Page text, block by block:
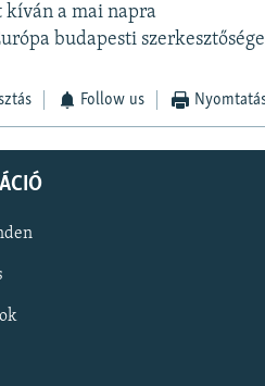
a mai napra
budapesti szerkesztősége
Follow us